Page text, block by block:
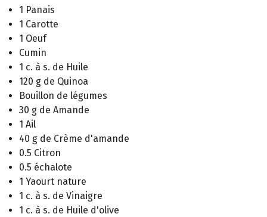
1 Panais
1 Carotte
1 Oeuf
Cumin
1 c. à s. de Huile
120 g de Quinoa
Bouillon de légumes
30 g de Amande
1 Ail
40 g de Crème d'amande
0.5 Citron
0.5 échalote
1 Yaourt nature
1 c. à s. de Vinaigre
1 c. à s. de Huile d'olive